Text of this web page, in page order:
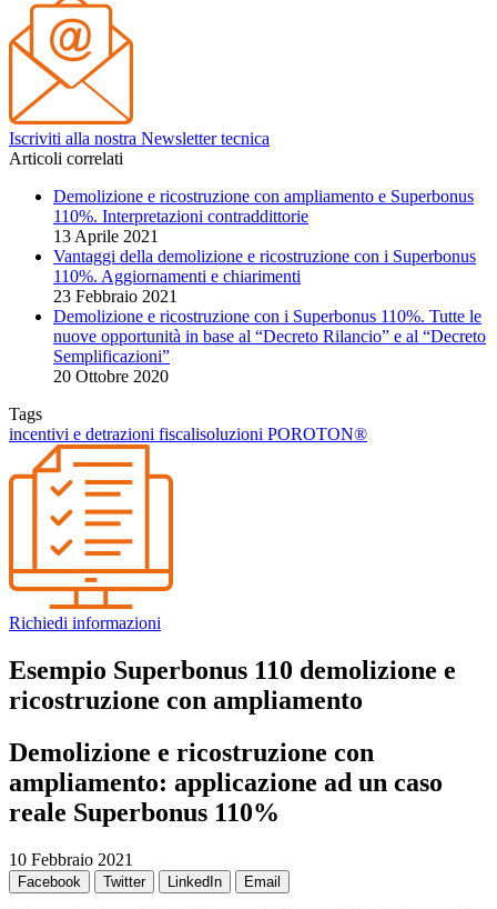
Iscriviti alla nostra Newsletter tecnica
Articoli correlati
Demolizione e ricostruzione con ampliamento e Superbonus
110%. Interpretazioni contraddittorie
13 Aprile 2021
Vantaggi della demolizione e ricostruzione con i Superbonus
110%. Aggiornamenti e chiarimenti
23 Febbraio 2021
Demolizione e ricostruzione con i Superbonus 110%. Tutte le
nuove opportunità in base al “Decreto Rilancio” e al “Decreto
Semplificazioni”
20 Ottobre 2020
Tags
incentivi e detrazioni fiscalisoluzioni POROTON®
Richiedi informazioni
Esempio Superbonus 110 demolizione e
ricostruzione con ampliamento
Demolizione e ricostruzione con
ampliamento: applicazione ad un caso
reale Superbonus 110%
10 Febbraio 2021
Facebook Twitter LinkedIn Email